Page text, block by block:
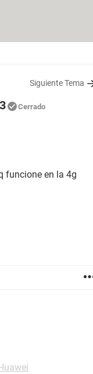
Siguiente Tema
Cerrado
funcione en la 4g